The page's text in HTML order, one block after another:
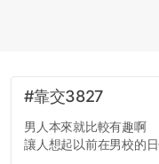
#靠交3827
男人本來就比較有趣啊
讓人想起以前在男校的